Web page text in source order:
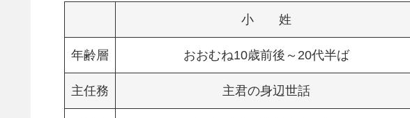
小 姓
年齢層 おおむね10歳前後～20代半ば
主任務 主君の身辺世話